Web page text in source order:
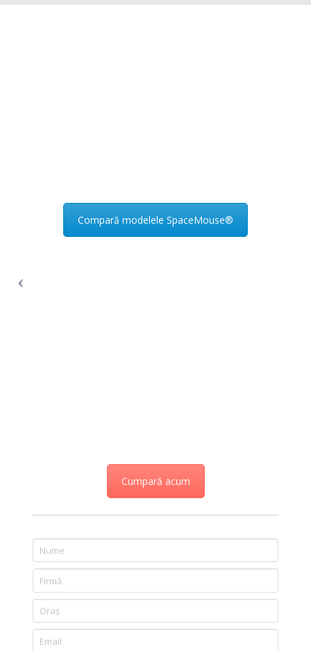
Compară modelele SpaceMouse®
Cumpară acum